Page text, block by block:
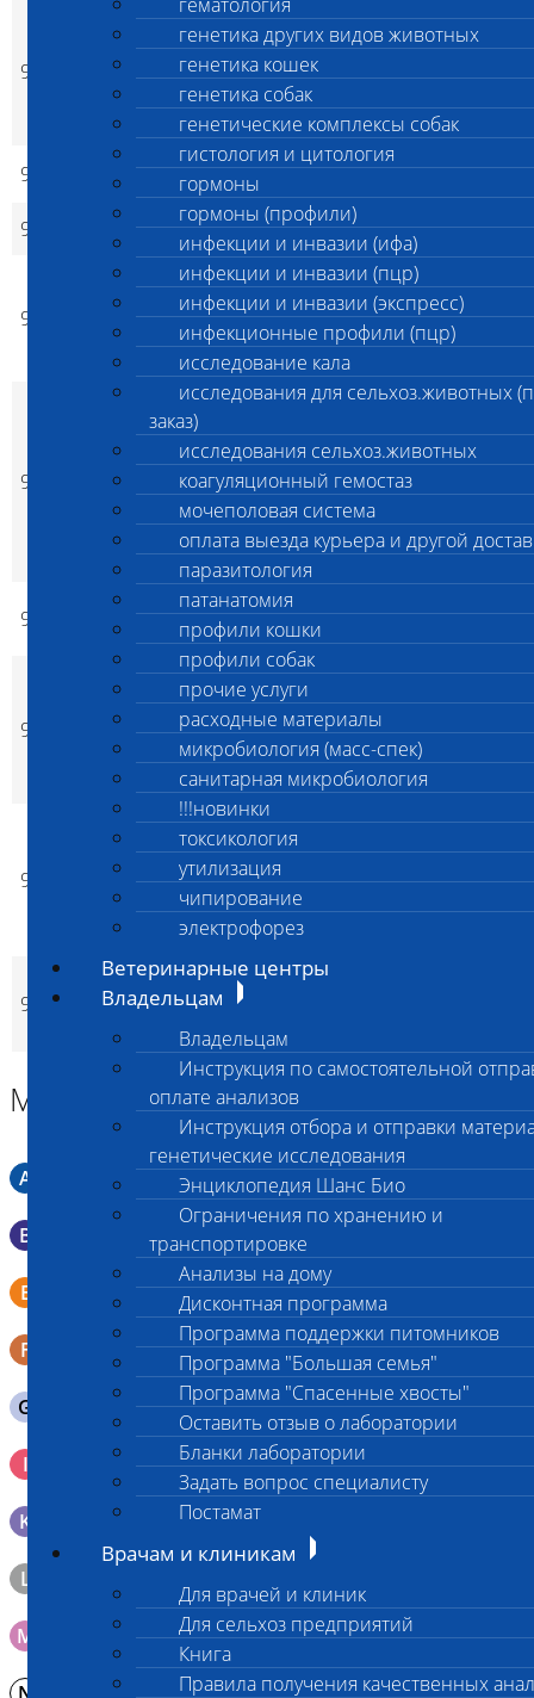
генетика других видов животных
генетика кошек
генетика собак
генетические комплексы собак
гистология и цитология
гормоны
гормоны (профили)
инфекции и инвазии (ифа)
инфекции и инвазии (пцр)
инфекции и инвазии (экспресс)
инфекционные профили (пцр)
исследование кала
исследования для сельхоз.животных
заказ)
исследования сельхоз.животных
коагуляционный гемостаз
мочеполовая система
оплата выезда курьера и другой
паразитология
патанатомия
профили кошки
профили собак
прочие услуги
расходные материалы
микробиология (масс-спек)
санитарная микробиология
!!!новинки
токсикология
утилизация
чипирование
электрофорез
Ветеринарные центры
Владельцам
Владельцам
Инструкция по самостоятельной
оплате анализов
Инструкция отбора и отправки
генетические исследования
Энциклопедия Шанс Био
Ограничения по хранению и
транспортировке
Анализы на дому
Дисконтная программа
Программа поддержки питомников
Программа "Большая семья"
Программа "Спасенные хвосты"
Оставить отзыв о лаборатории
Бланки лаборатории
Задать вопрос специалисту
Постамат
Врачам и клиникам
Для врачей и клиник
Для сельхоз предприятий
Книга
Правила получения качественных
950
Комплексное
исследование на
лекарственные и
токсические
вещества в моче
8 800 8 800 нет
951 Изониазид в крови 8 600 8 600 нет
952 Изониазид в моче 8 600p 8 600p нет
953
Комплексное
исследование на
токсические
вещества в крови
16 500
p
16 500
p
нет
954
Исследование
шерсти на
содержание
аллюминия, кадмия,
лития, мышьяка,
ртути, свинца (6
показ)
6 500p 6 500
955
Этиленгликоль в
моче
8 800 8 800 нет
961
Лекарственный
мониторинг -
базовый уровень
(фенобарбитал,
паглюферал)
5 500p 5 500p нет
962
Лекарственный
мониторинг - после
приема
(фенобарбитал,
паглюферал)
5 500p 5 500p нет
963
Химический состав
желчного
конкремента
Материал
A Мазок в пробирку со средой Кери-Блера
B Мазок в пробирку со средой Эймса (Стюарта)
E
Смывы со слизистых в пробирку Эппендорфа (с
физраствором 0.5 мл)
F Кал в контейнере с ложечкой
G Содержимое желудка 10-30 мл
I
Кровь 2-3 мл. на фильтр-бумаге, высушенная для
генетических исследований
K Образец тканей в контейнере с 10% раствором формалина
L
M Мазок на стекло
Молоко в контейнере 10-30 мл